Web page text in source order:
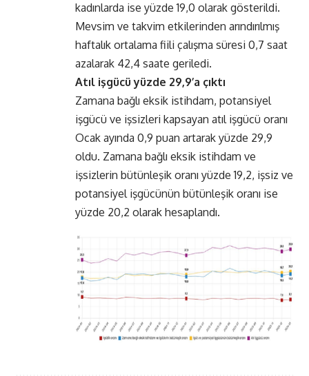
kadınlarda ise yüzde 19,0 olarak gösterildi.
Mevsim ve takvim etkilerinden arındırılmış
haftalık ortalama fiili çalışma süresi 0,7 saat
azalarak 42,4 saate geriledi.
Atıl işgücü yüzde 29,9’a çıktı
Zamana bağlı eksik istihdam, potansiyel
işgücü ve işsizleri kapsayan atıl işgücü oranı
Ocak ayında 0,9 puan artarak yüzde 29,9
oldu. Zamana bağlı eksik istihdam ve
işsizlerin bütünleşik oranı yüzde 19,2, işsiz ve
potansiyel işgücünün bütünleşik oranı ise
yüzde 20,2 olarak hesaplandı.